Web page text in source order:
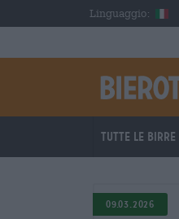
Skip to main contentLinguaggio:
Tutte le birre
09.03.2026